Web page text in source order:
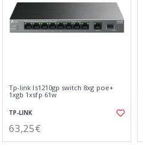
Tp-link ls1210gp switch 8xg poe+
1xgb 1xsfp 61w
TP-LINK
63,25€